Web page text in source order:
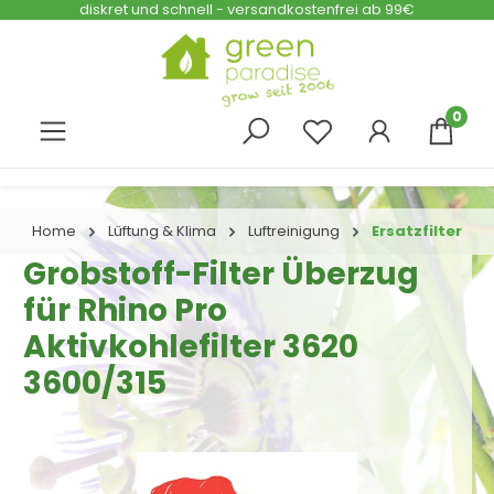
Zum Hauptinhalt springen
diskret und schnell - versandkostenfrei ab 99€
0
Home Lüftung & Klima Luftreinigung Ersatzfilter
Grobstoff-Filter Überzug
für Rhino Pro
Aktivkohlefilter 3620
3600/315